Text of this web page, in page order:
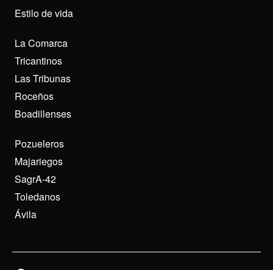
Estilo de vida
La Comarca
Tricantinos
Las Tribunas
Roceños
Boadillenses
Pozueleros
Majariegos
SagrA-42
Toledanos
Ávila